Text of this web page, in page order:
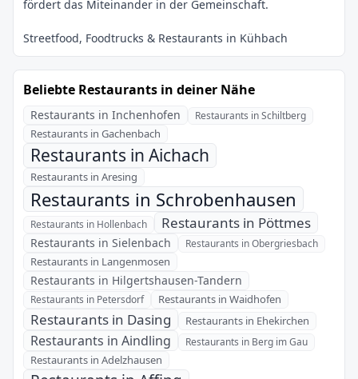
Beliebte Restaurants in deiner Nähe
Restaurants in Inchenhofen Restaurants in Schiltberg
Restaurants in Gachenbach
Restaurants in Aichach
Restaurants in Aresing
Restaurants in Schrobenhausen
Restaurants in Hollenbach Restaurants in Pöttmes
Restaurants in Sielenbach Restaurants in Obergriesbach
Restaurants in Langenmosen
Restaurants in Hilgertshausen-Tandern
Restaurants in Petersdorf Restaurants in Waidhofen
Restaurants in Dasing Restaurants in Ehekirchen
Restaurants in Aindling Restaurants in Berg im Gau
Restaurants in Adelzhausen